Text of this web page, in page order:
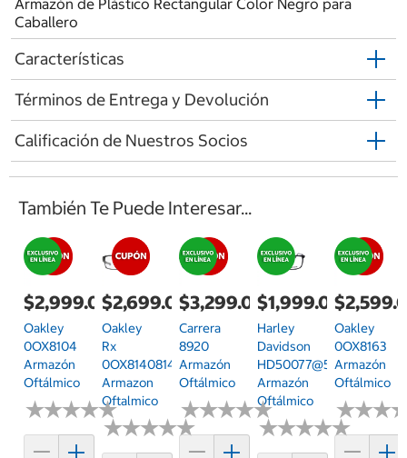
Caballero
Características
Términos de Entrega y Devolución
Calificación de Nuestros Socios
También Te Puede Interesar...
$2,999.00
Oakley
0OX8104
Armazón
Oftálmico
★★★★★
★★★★★
$2,699.00
Oakley
Rx
0OX814081400255
Armazon
Oftalmico
★★★★★
★★★★★
$3,299.00
Carrera
8920
Armazón
Oftálmico
★★★★★
★★★★★
$1,999.00
Harley
Davidson
HD50077@56005
Armazón
Oftálmico
★★★★★
★★★★★
Oakley
0OX8163
Armazón
Oftálmico
★★★
★★★